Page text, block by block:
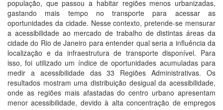
população, que passou a habitar regiões menos urbanizadas,
gastando mais tempo no transporte para acessar as
oportunidades da cidade. Nesse contexto, pretende-se mensurar
a acessibilidade ao mercado de trabalho de distintas áreas da
cidade do Rio de Janeiro para entender qual seria a influência da
localização e da infraestrutura de transporte disponível. Para
isso, foi utilizado um índice de oportunidades acumuladas para
medir a acessibilidade das 33 Regiões Administrativas. Os
resultados mostram uma distribuição desigual da acessibilidade,
onde as regiões mais afastadas do centro urbano apresentam
menor acessibilidade, devido à alta concentração de empregos